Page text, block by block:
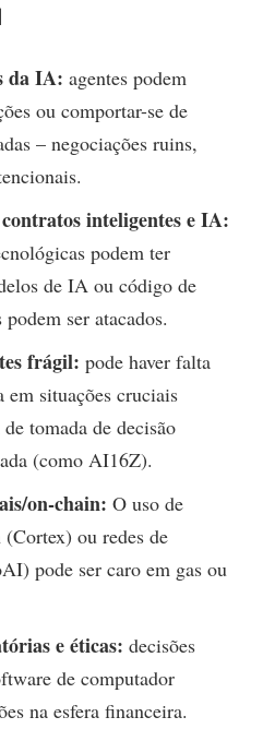
da IA: agentes podem
ou comportar-se de
– negociações ruins,
inteligentes e IA:
podem ter
de IA ou código de
ser atacados.
frágil: pode haver falta
em situações cruciais
tomada de decisão
(como AI16Z).
on-chain: O uso de
ou redes de
pode ser caro em gas ou
e éticas: decisões
de computador
na esfera financeira.